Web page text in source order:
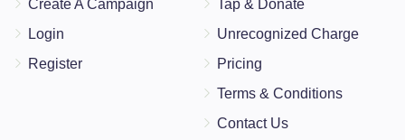
Create A Campaign
Login
Register
Tap & Donate
Unrecognized Charge
Pricing
Terms & Conditions
Contact Us